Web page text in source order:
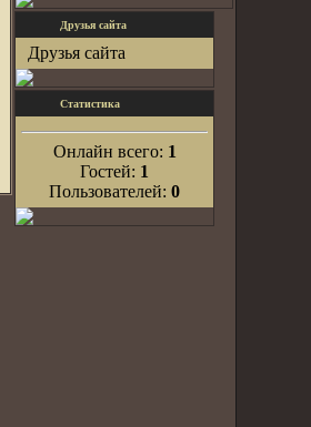
Друзья сайта
Друзья сайта
Статистика
Онлайн всего: 1
Гостей: 1
Пользователей: 0